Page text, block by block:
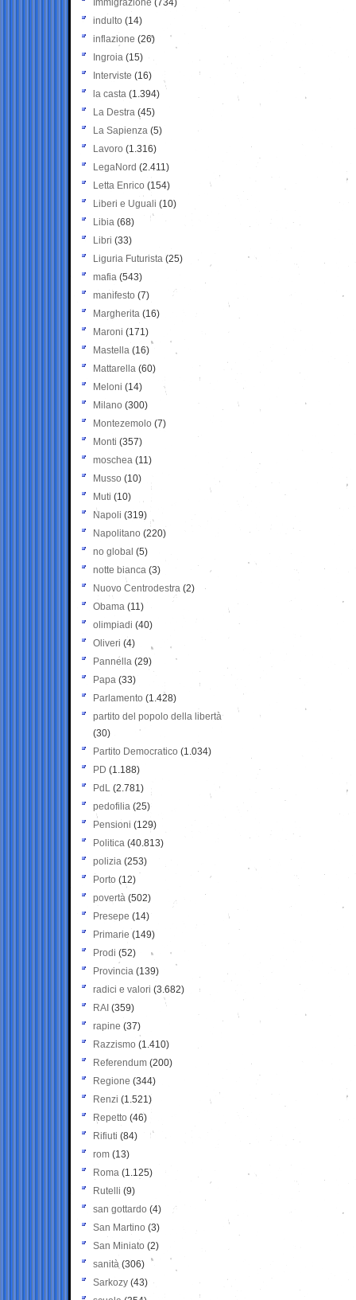
Immigrazione (734)
indulto (14)
inflazione (26)
Ingroia (15)
Interviste (16)
la casta (1.394)
La Destra (45)
La Sapienza (5)
Lavoro (1.316)
LegaNord (2.411)
Letta Enrico (154)
Liberi e Uguali (10)
Libia (68)
Libri (33)
Liguria Futurista (25)
mafia (543)
manifesto (7)
Margherita (16)
Maroni (171)
Mastella (16)
Mattarella (60)
Meloni (14)
Milano (300)
Montezemolo (7)
Monti (357)
moschea (11)
Musso (10)
Muti (10)
Napoli (319)
Napolitano (220)
no global (5)
notte bianca (3)
Nuovo Centrodestra (2)
Obama (11)
olimpiadi (40)
Oliveri (4)
Pannella (29)
Papa (33)
Parlamento (1.428)
partito del popolo della libertà
(30)
Partito Democratico (1.034)
PD (1.188)
PdL (2.781)
pedofilia (25)
Pensioni (129)
Politica (40.813)
polizia (253)
Porto (12)
povertà (502)
Presepe (14)
Primarie (149)
Prodi (52)
Provincia (139)
radici e valori (3.682)
RAI (359)
rapine (37)
Razzismo (1.410)
Referendum (200)
Regione (344)
Renzi (1.521)
Repetto (46)
Rifiuti (84)
rom (13)
Roma (1.125)
Rutelli (9)
san gottardo (4)
San Martino (3)
San Miniato (2)
sanità (306)
Sarkozy (43)